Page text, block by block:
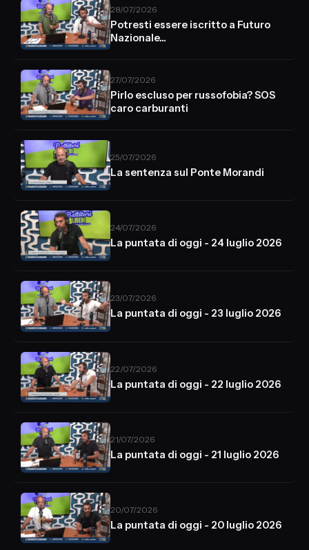
28/07/2026
Potresti essere iscritto a Futuro
Nazionale...
27/07/2026
Pirlo escluso per russofobia? SOS
caro carburanti
25/07/2026
La sentenza sul Ponte Morandi
24/07/2026
La puntata di oggi - 24 luglio 2026
23/07/2026
La puntata di oggi - 23 luglio 2026
22/07/2026
La puntata di oggi - 22 luglio 2026
21/07/2026
La puntata di oggi - 21 luglio 2026
20/07/2026
La puntata di oggi - 20 luglio 2026